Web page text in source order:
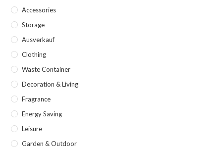
Accessories
Storage
Ausverkauf
Clothing
Waste Container
Decoration & Living
Fragrance
Energy Saving
Leisure
Garden & Outdoor